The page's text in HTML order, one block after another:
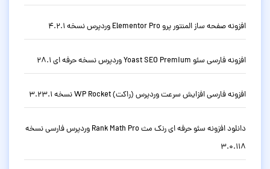
افزونه صفحه ساز المنتور پرو Elementor Pro وردپرس نسخه 4.2.1
افزونه فارسی سئو Yoast SEO Premium وردپرس نسخه حرفه ای 28.1
افزونه فارسی افزایش سرعت وردپرس (راکت) WP Rocket نسخه 3.23.1
دانلود افزونه سئو حرفه ای رنک مث Rank Math Pro وردپرس فارسی نسخه
3.0.118